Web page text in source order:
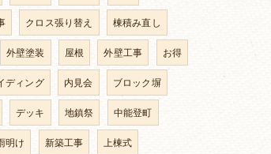
クロス張り替え 棟積み直し
外壁塗装 屋根 外壁工事 お得
ディング 内見会 ブロック塀
デッキ 地鎮祭 中能登町
明け 新築工事 上棟式